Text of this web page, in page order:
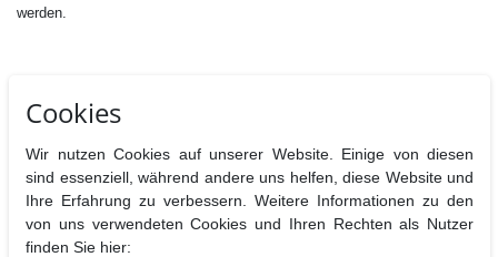
werden.
Cookies
Wir nutzen Cookies auf unserer Website. Einige von diesen
sind essenziell, während andere uns helfen, diese Website und
Ihre Erfahrung zu verbessern. Weitere Informationen zu den
von uns verwendeten Cookies und Ihren Rechten als Nutzer
finden Sie hier: